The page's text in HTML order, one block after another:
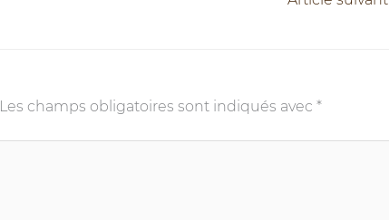
Les champs obligatoires sont indiqués avec *